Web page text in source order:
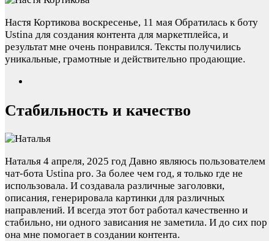
Настя Кортикова воскресенье, 11 мая Обратилась к боту
Ustina для создания контента для маркетплейса, и
результат мне очень понравился. Тексты получились
уникальные, грамотные и действительно продающие.
Стабильность и качество
Наталья 4 апреля, 2025 год Давно являюсь пользователем
чат-бота Ustina pro. За более чем год, я только где не
использовала. И создавала различные заголовки,
описания, генерировала картинки для различных
направлений. И всегда этот бот работал качественно и
стабильно, ни одного зависания не заметила. И до сих пор
она мне помогает в создании контента.